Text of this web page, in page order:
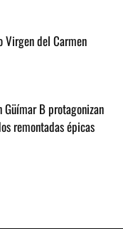
Virgen del Carmen
B protagonizan
remontadas épicas